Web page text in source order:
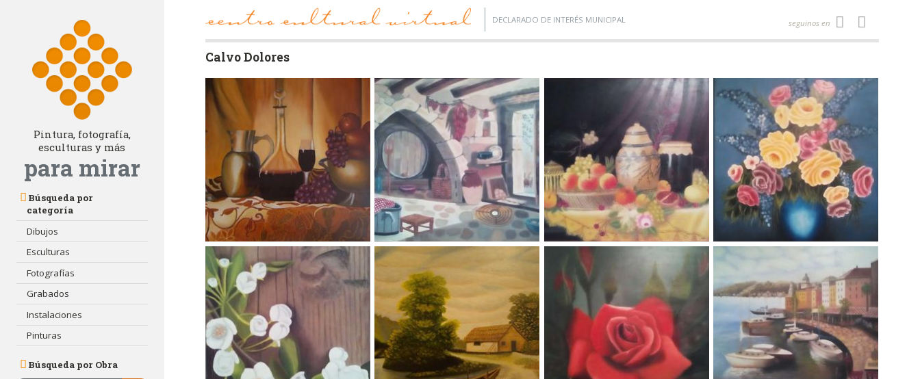
Pintura, fotografía,
esculturas y más
para mirar
Búsqueda por
categoría
Dibujos
Esculturas
Fotografías
Grabados
Instalaciones
Pinturas
Búsqueda por Obra
DECLARADO DE INTERÉS MUNICIPAL seguinos en
Calvo Dolores